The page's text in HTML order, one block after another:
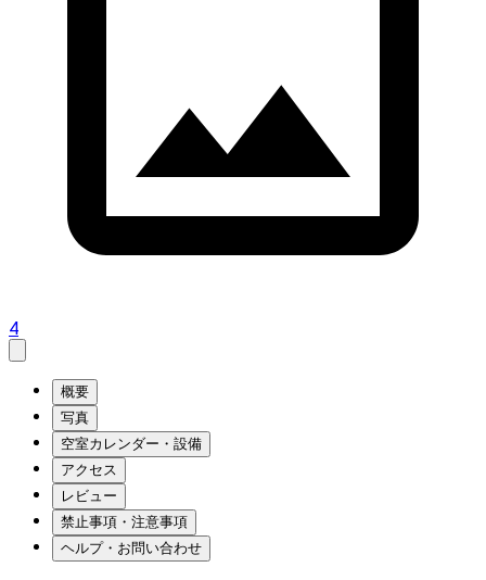
4
概要
写真
空室カレンダー・設備
アクセス
レビュー
禁止事項・注意事項
ヘルプ・お問い合わせ